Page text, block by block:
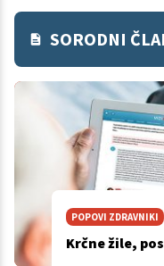
SORODNI
POPOVI ZDRAVNIKI
Krčne žile,